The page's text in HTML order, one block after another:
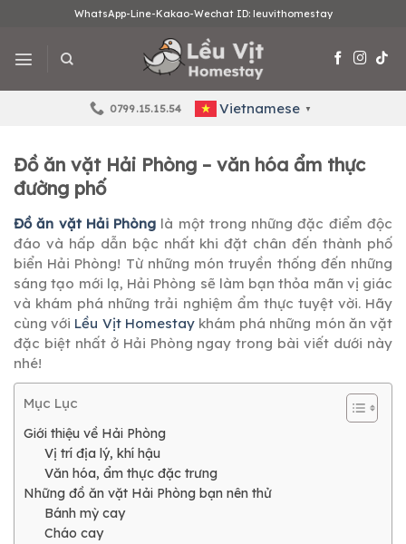
content
WhatsApp-Line-Kakao-Wechat ID: leuvithomestay
0799.15.15.54 Vietnamese ▼
Đồ ăn vặt Hải Phòng – văn hóa ẩm thực
đường phố
Đồ ăn vặt Hải Phòng là một trong những đặc điểm độc
đáo và hấp dẫn bậc nhất khi đặt chân đến thành phố
biển Hải Phòng! Từ những món truyền thống đến những
sáng tạo mới lạ, Hải Phòng sẽ làm bạn thỏa mãn vị giác
và khám phá những trải nghiệm ẩm thực tuyệt vời. Hãy
cùng với Lều Vịt Homestaykhám phá những món ăn vặt
đặc biệt nhất ở Hải Phòng ngay trong bài viết dưới này
nhé!
Mục Lục
Giới thiệu về Hải Phòng
Vị trí địa lý, khí hậu
Văn hóa, ẩm thực đặc trưng
Những đồ ăn vặt Hải Phòng bạn nên thử
Bánh mỳ cay
Cháo cay